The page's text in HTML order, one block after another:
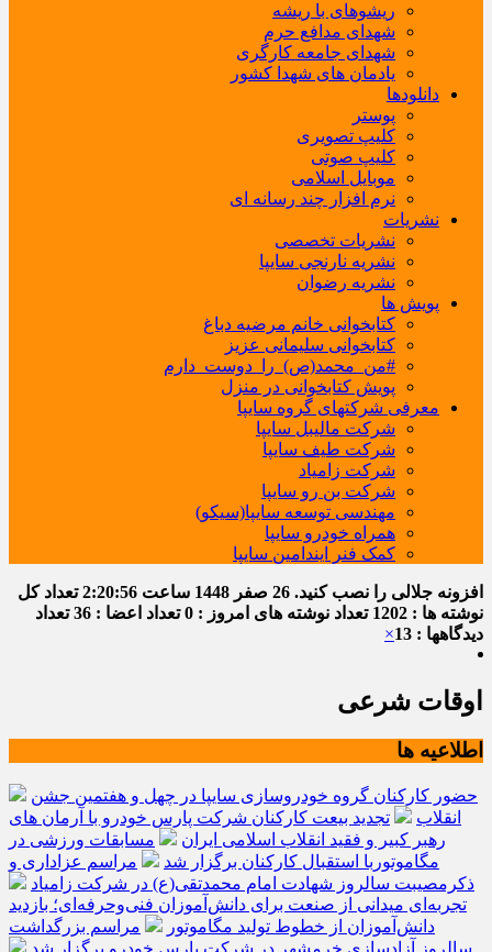
ریشوهای با ریشه
شهدای مدافع حرم
شهدای جامعه کارگری
یادمان های شهدا کشور
دانلودها
پوستر
کلیپ تصویری
کلیپ صوتی
موبایل اسلامی
نرم افزار چند رسانه ای
نشریات
نشریات تخصصی
نشریه نارنجی سایپا
نشریه رضوان
پویش ها
کتابخوانی خانم مرضیه دباغ
کتابخوانی سلیمانی عزیز
#من_محمد(ص)_را_دوست_دارم
پویش کتابخوانی در منزل
معرفی شرکتهای گروه سایپا
شرکت مالیبل سایپا
شرکت طیف سایپا
شرکت زامیاد
شرکت بن رو سایپا
مهندسی توسعه سایپا(سیکو)
همراه خودرو سایپا
کمک فنر ایندامین سایپا
افزونه جلالی را نصب کنید. 26 صفر 1448 ساعت 2:20:57تعداد کل
نوشته ها : 1202
تعداد نوشته های امروز : 0 تعداد اعضا : 36
تعداد
دیدگاهها : 13
×
اوقات شرعی
اطلاعیه ها
حضور کارکنان گروه خودروسازی سایپا در چهل و هفتمین جشن
انقلاب
تجدید بیعت کارکنان شرکت پارس خودرو با آرمان های
رهبر کبیر و فقید انقلاب اسلامی ایران
مسابقات ورزشی در
مگاموتوربا استقبال کارکنان برگزار شد
مراسم عزاداری و
ذکرمصیبت سالروز شهادت امام محمدتقی(ع) در شرکت زامیاد
تجربه‌ای میدانی از صنعت برای دانش‌آموزان فنی‌وحرفه‌ای؛ بازدید
دانش‌آموزان از خطوط تولید مگاموتور
مراسم بزرگداشت
سالروز آزادسازی خرمشهر در شرکت پارس خودرو برگزار شد